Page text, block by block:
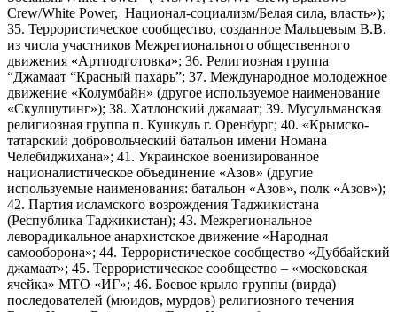
Crew/White Power, Национал-социализм/Белая сила, власть»);
35. Террористическое сообщество, созданное Мальцевым В.В.
из числа участников Межрегионального общественного
движения «Артподготовка»; 36. Религиозная группа
“Джамаат “Красный пахарь”; 37. Международное молодежное
движение «Колумбайн» (другое используемое наименование
«Скулшутинг»); 38. Хатлонский джамаат; 39. Мусульманская
религиозная группа п. Кушкуль г. Оренбург; 40. «Крымско-
татарский добровольческий батальон имени Номана
Челебиджихана»; 41. Украинское военизированное
националистическое объединение «Азов» (другие
используемые наименования: батальон «Азов», полк «Азов»);
42. Партия исламского возрождения Таджикистана
(Республика Таджикистан); 43. Межрегиональное
леворадикальное анархистское движение «Народная
самооборона»; 44. Террористическое сообщество «Дуббайский
джамаат»; 45. Террористическое сообщество – «московская
ячейка» МТО «ИГ»; 46. Боевое крыло группы (вирда)
последователей (мюидов, мурдов) религиозного течения